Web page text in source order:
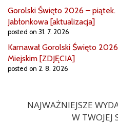
Gorolski Święto 2026 – piątek.
Jabłonkowa [aktualizacja]
posted on 31. 7. 2026
Karnawał Gorolski Święto
Miejskim [ZDJĘCIA]
posted on 2. 8. 2026
NAJWAŻNIEJSZE
W TWOJEJ